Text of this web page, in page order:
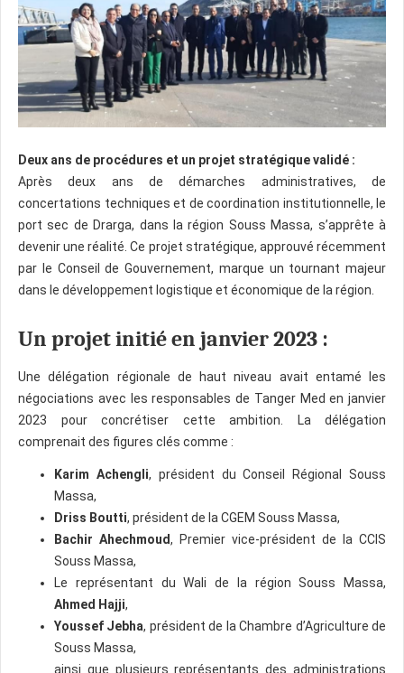
Deux ans de procédures et un projet stratégique validé :
Après deux ans de démarches administratives, de
concertations techniques et de coordination institutionnelle, le
port sec de Drarga, dans la région Souss Massa, s’apprête à
devenir une réalité. Ce projet stratégique, approuvé récemment
par le Conseil de Gouvernement, marque un tournant majeur
dans le développement logistique et économique de la région.
Un projet initié en janvier 2023 :
Une délégation régionale de haut niveau avait entamé les
négociations avec les responsables de Tanger Med en janvier
2023 pour concrétiser cette ambition. La délégation
comprenait des figures clés comme :
Karim Achengli, président du Conseil Régional Souss
Massa,
Driss Boutti, président de la CGEM Souss Massa,
Bachir Ahechmoud, Premier vice-président de la CCIS
Souss Massa,
Le représentant du Wali de la région Souss Massa,
Ahmed Hajji,
Youssef Jebha, président de la Chambre d’Agriculture de
Souss Massa,
ainsi que plusieurs représentants des administrations